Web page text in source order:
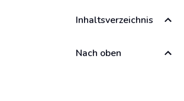
Inhaltsverzeichnis
Nach oben